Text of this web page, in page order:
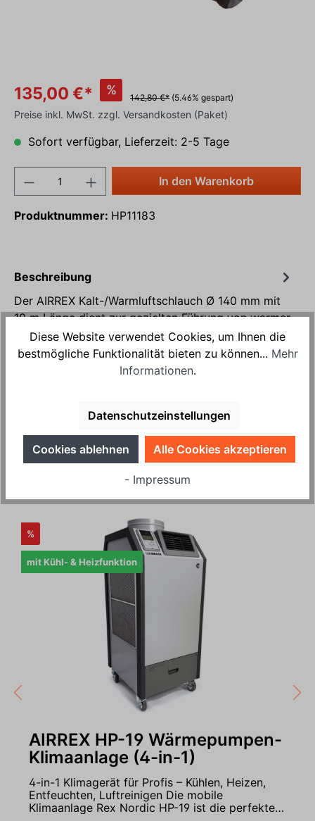
135,00 €* %
142,80 €* (5.46% gespart)
Preise inkl. MwSt. zzgl. Versandkosten (Paket)
Sofort verfügbar, Lieferzeit: 2-5 Tage
In den Warenkorb
Produktnummer: HP11183
Beschreibung
Der AIRREX Kalt-/Warmluftschlauch Ø 140 mm mit
10 m Länge dient zur gezielten Führung von warmer
oder kalter Luft des HP-19… Mehr
Produktsicherheit
passend für / Zubehör
%
mit Kühl- & Heizfunktion
AIRREX HP-19 Wärmepumpen-
Klimaanlage (4-in-1)
4-in-1 Klimagerät für Profis – Kühlen, Heizen,
Entfeuchten, Luftreinigen Die mobile
Klimaanlage Rex Nordic HP-19 ist die perfekte
Diese Website verwendet Cookies, um Ihnen die
bestmögliche Funktionalität bieten zu können... Mehr
Informationen.
Datenschutzeinstellungen
Cookies ablehnen Alle Cookies akzeptieren
- Impressum